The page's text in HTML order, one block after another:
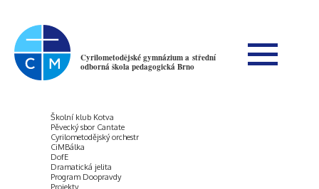
Cyrilometodějské gymnázium a střední
odborná škola pedagogická Brno
Školní klub Kotva
Pěvecký sbor Cantate
Cyrilometodějský orchestr
CiMBálka
DofE
Dramatická jelita
Program Doopravdy
Projekty